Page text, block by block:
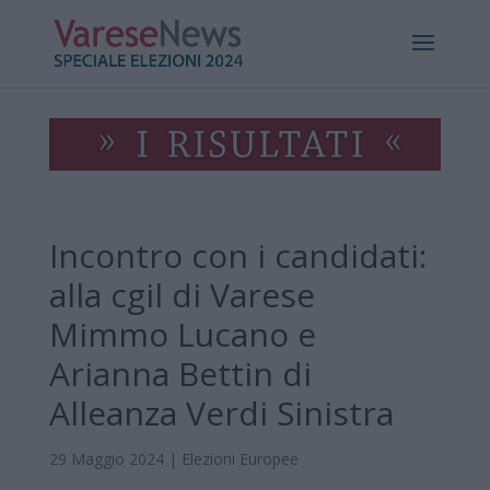
Incontro con i candidati:
alla cgil di Varese
Mimmo Lucano e
Arianna Bettin di
Alleanza Verdi Sinistra
29 Maggio 2024| Elezioni Europee